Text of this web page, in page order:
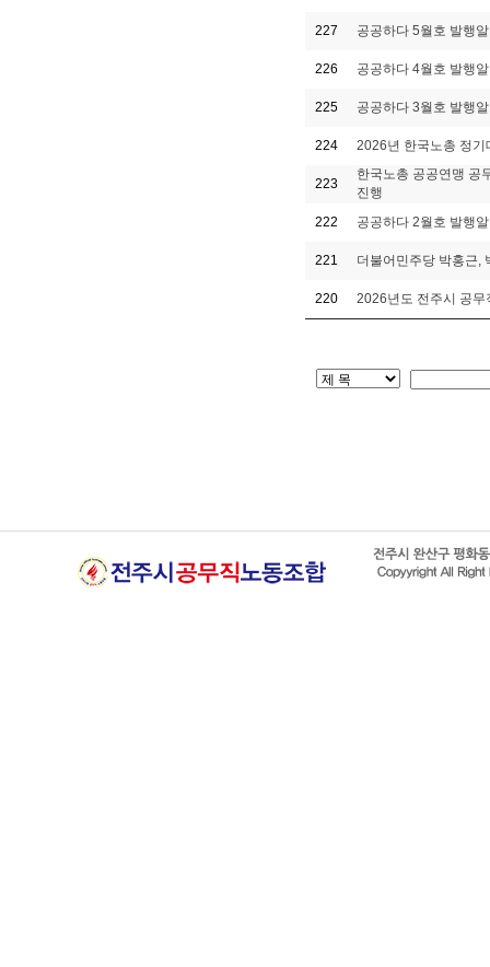
227 공공하다 5월호 발행
226 공공하다 4월호 발행
225 공공하다 3월호 발행
224 2026년 한국노총 정기
223
한국노총 공공연맹 공
진행
222
공공하다 2월호 발행
221 더불어민주당 박홍근,
220 2026년도 전주시 공무